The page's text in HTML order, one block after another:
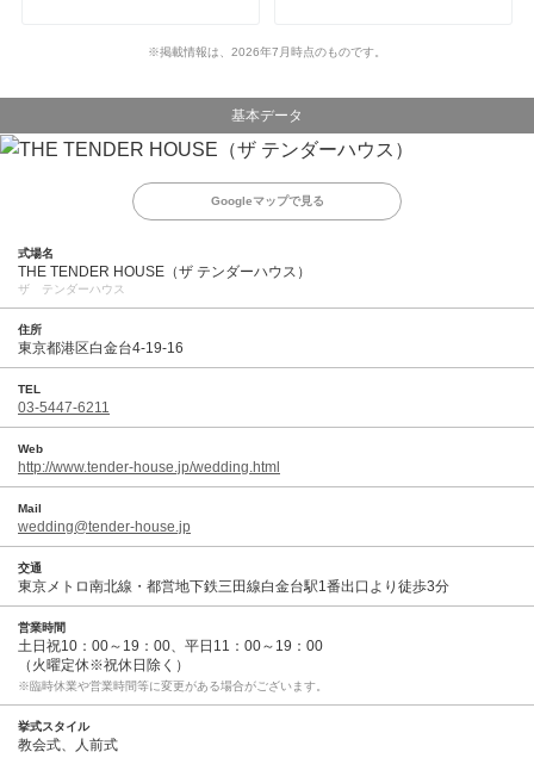
※掲載情報は、2026年7月時点のものです。
基本データ
Googleマップで見る
式場名
THE TENDER HOUSE（ザ テンダーハウス）
ザ テンダーハウス
住所
東京都港区白金台4-19-16
TEL
03-5447-6211
Web
http://www.tender-house.jp/wedding.html
Mail
wedding@tender-house.jp
交通
東京メトロ南北線・都営地下鉄三田線白金台駅1番出口より徒歩3分
営業時間
土日祝10：00～19：00、平日11：00～19：00
（火曜定休※祝休日除く）
※臨時休業や営業時間等に変更がある場合がございます。
挙式スタイル
教会式、人前式